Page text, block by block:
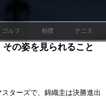
ゴルフ 相撲 テニス
の姿を見られること
ターズで、錦織圭は決勝進出